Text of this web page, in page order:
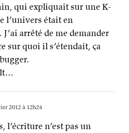
qui expliquait sur une K-
l’univers était en
arrêté de me demander
sur quoi il s’étendait, ça
2012 à 12h24
l’écriture n’est pas un